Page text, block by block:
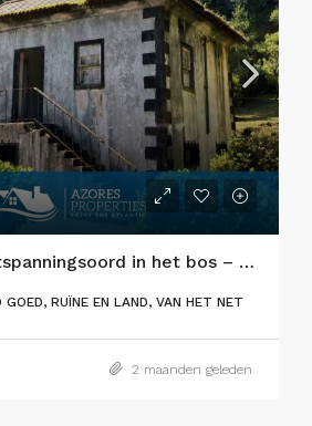
Betoverend ontspanningsoord in het bos – Flamengos, eiland Faial
GOED, RUÏNE EN LAND, VAN HET NET
2 maanden geleden